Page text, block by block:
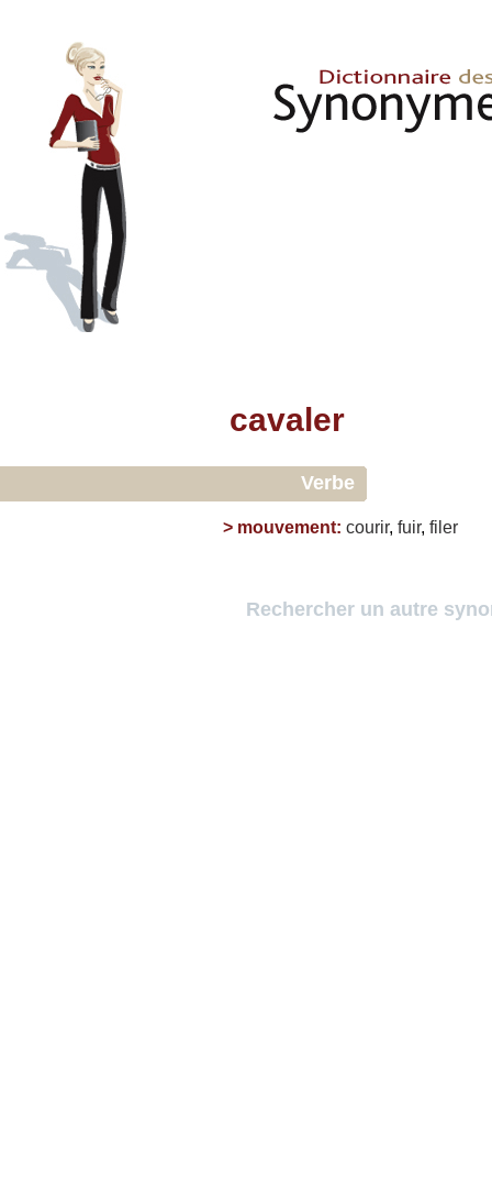
cavaler
Verbe
> mouvement: courir, fuir, filer
Rechercher un autre